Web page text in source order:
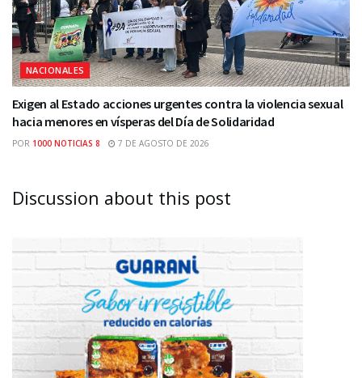
NACIONALES
Exigen al Estado acciones urgentes contra la violencia sexual
hacia menores en vísperas del Día de Solidaridad
POR 1000 NOTICIAS 8 7 DE AGOSTO DE 2026
Discussion about this post